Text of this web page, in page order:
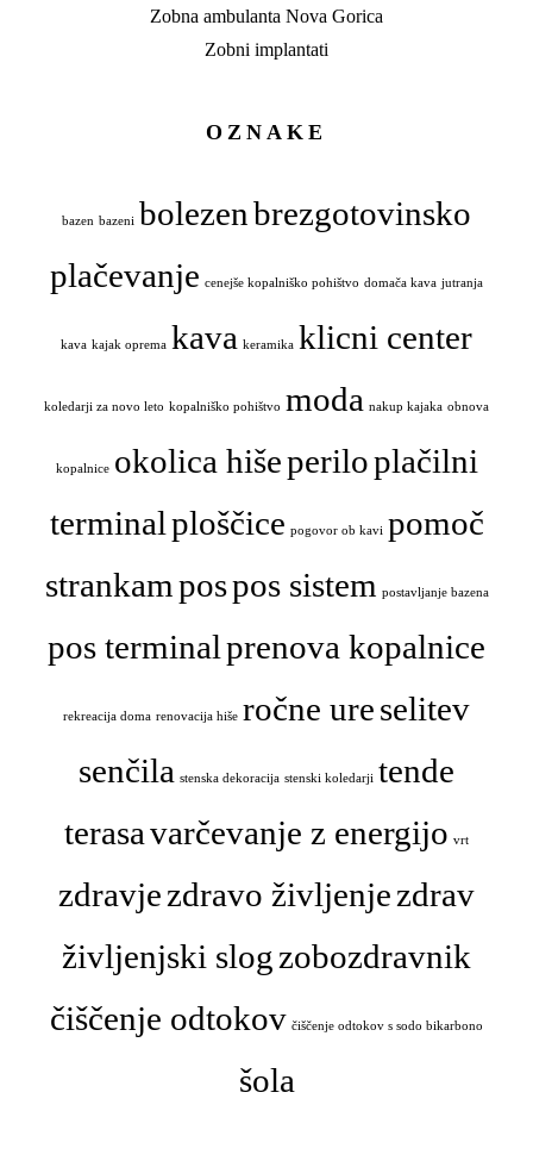
Zobna ambulanta Nova Gorica
Zobni implantati
OZNAKE
bazen bazeni bolezenbrezgotovinsko
plačevanje cenejše kopalniško pohištvo domača kava jutranja
kava kajak oprema kava keramika klicni center
koledarji za novo leto kopalniško pohištvo moda nakup kajaka obnova
kopalnice okolica hišeperiloplačilni
terminalploščice pogovor ob kavi pomoč
strankampospos sistem postavljanje bazena
pos terminalprenova kopalnice
rekreacija doma renovacija hiše ročne ureselitev
senčila stenska dekoracija stenski koledarji tende
terasavarčevanje z energijo vrt
zdravjezdravo življenjezdrav
življenjski slogzobozdravnik
čiščenje odtokov čiščenje odtokov s sodo bikarbono
šola